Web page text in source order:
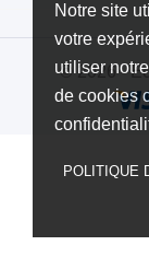
Notre site
votre
utiliser
de cookies
POLITIQUE
© 2026 -